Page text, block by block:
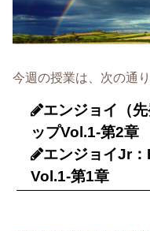
今週の授業は、次の通
エンジョイ（
ップVol.1-第2章
エンジョイJr
Vol.1-第1章